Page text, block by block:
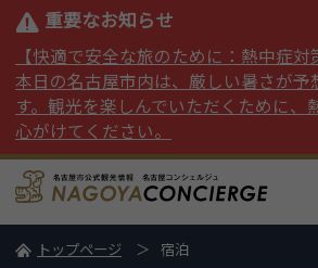
重要なお知らせ
【快適で安全な旅のために：熱中症対
本日の名古屋市内は、厳しい暑さが予
す。観光を楽しんでいただくために、
心がけてください。
トップページ 宿泊